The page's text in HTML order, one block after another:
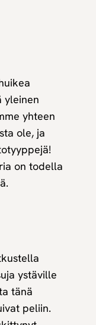
yleinen
yhteen
ole, ja
on todella
ystäville
tänä
peliin.